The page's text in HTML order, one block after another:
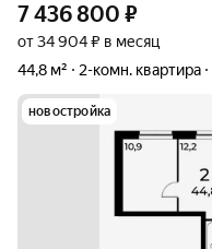
7 436 800 ₽
от 34 904 ₽ в месяц
44,8 м²
2-комн. квартира
новостройка